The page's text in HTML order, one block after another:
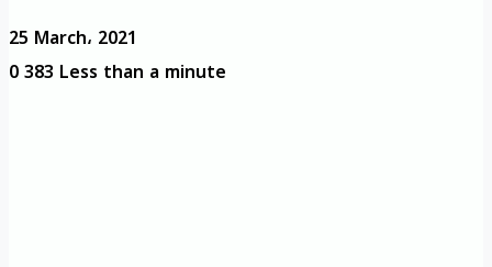
25 March، 2021
0383 Less than a minute